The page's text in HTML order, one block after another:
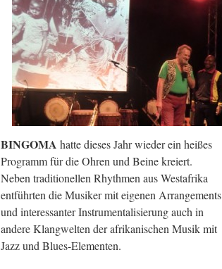
BINGOMA hatte dieses Jahr wieder ein heißes
Programm für die Ohren und Beine kreiert.
Neben traditionellen Rhythmen aus Westafrika
entführten die Musiker mit eigenen Arrangements
und interessanter Instrumentalisierung auch in
andere Klangwelten der afrikanischen Musik mit
Jazz und Blues-Elementen.